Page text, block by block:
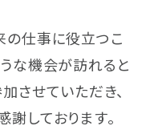
の仕事に役立つこ
な機会が訪れると
させていただき、
しております。